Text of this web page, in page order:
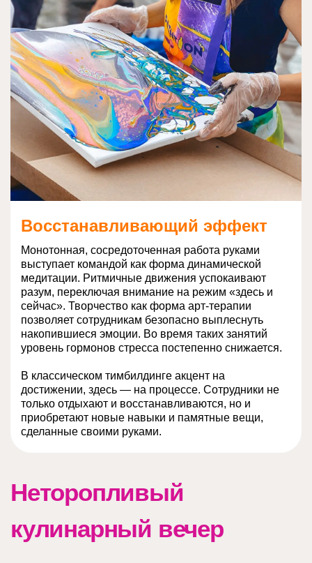
Восстанавливающий эффект
Монотонная, сосредоточенная работа руками
выступает командой как форма динамической
медитации. Ритмичные движения успокаивают
разум, переключая внимание на режим «здесь и
сейчас». Творчество как форма арт-терапии
позволяет сотрудникам безопасно выплеснуть
накопившиеся эмоции. Во время таких занятий
уровень гормонов стресса постепенно снижается.
В классическом тимбилдинге акцент на
достижении, здесь — на процессе. Сотрудники не
только отдыхают и восстанавливаются, но и
приобретают новые навыки и памятные вещи,
сделанные своими руками.
Неторопливый
кулинарный вечер